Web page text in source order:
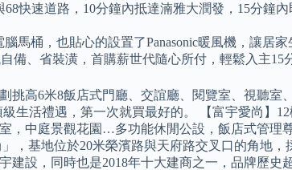
快速道路，10分鐘內抵達湳雅大潤發，15分鐘
桶，也貼心的設置了Panasonic暖風機，讓居家
備、省裝潢，首購薪世代隨心所付，輕鬆入主15
挑高6米8飯店式門廳、交誼廳、閱覽室、視聽
生活禮遇，第一次就買最好的。 【富宇愛尚】
，中庭景觀花園…多功能休閒公設，飯店式管理
基地位於20米榮濱路與天府路交叉口的角地，
建設，同時也是2018年十大建商之一，品牌歷